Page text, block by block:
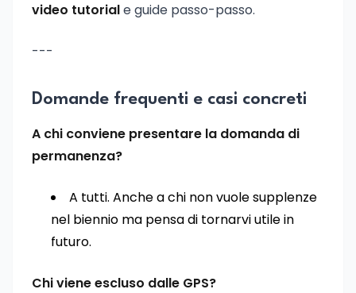
video tutoriale guide passo-passo.
---
Domande frequenti e casi concreti
A chi conviene presentare la domanda di
permanenza?
A tutti. Anche a chi non vuole supplenze
nel biennio ma pensa di tornarvi utile in
futuro.
Chi viene escluso dalle GPS?